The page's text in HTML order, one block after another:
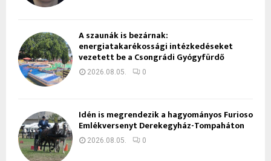
A szaunák is bezárnak:
energiatakarékossági intézkedéseket
vezetett be a Csongrádi Gyógyfürdő
2026.08.05. 0
Idén is megrendezik a hagyományos Furioso
Emlékversenyt Derekegyház-Tompaháton
2026.08.05. 0